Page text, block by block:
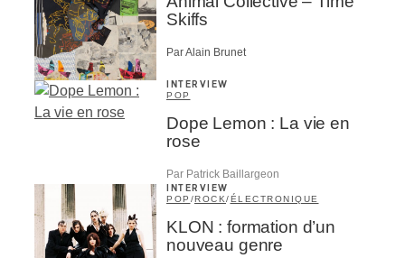
Skiffs
Par Alain Brunet
INTERVIEW
POP
Dope Lemon : La vie en
rose
Par Patrick Baillargeon
INTERVIEW
POP /ROCK/ÉLECTRONIQUE
KLON : formation d’un
nouveau genre